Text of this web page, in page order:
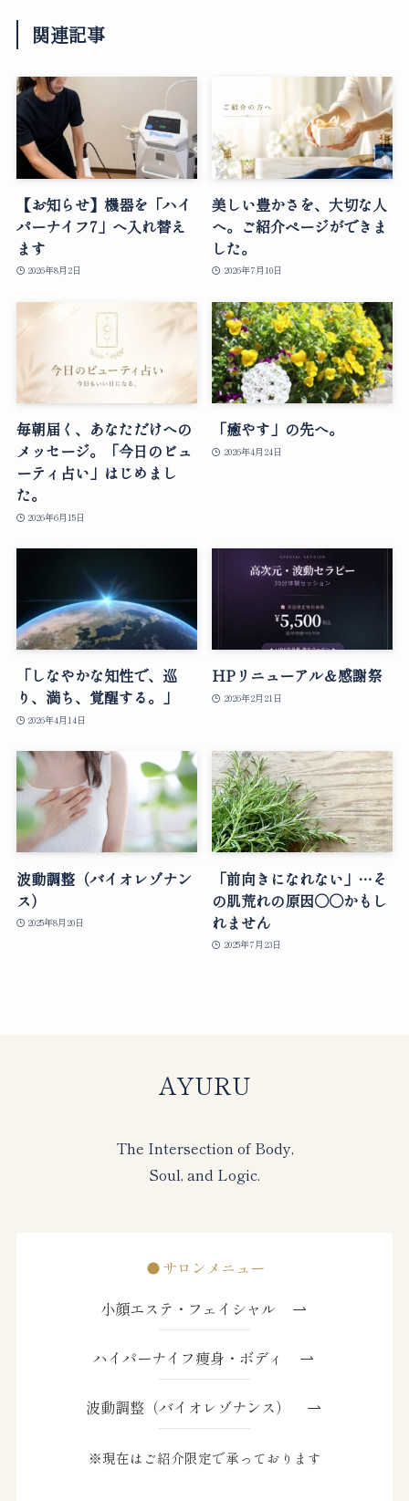
関連記事
【お知らせ】機器を「ハイ
パーナイフ7」へ入れ替え
ます
2026年8月2日
美しい豊かさを、大切な人
へ。ご紹介ページができま
した。
2026年7月10日
毎朝届く、あなただけへの
メッセージ。「今日のビュ
ーティ占い」はじめまし
た。
2026年6月15日
「癒やす」の先へ。
2026年4月24日
「しなやかな知性で、巡
り、満ち、覚醒する。」
2026年4月14日
HPリニューアル＆感謝祭
2026年2月21日
波動調整（バイオレゾナン
ス）
2025年8月20日
「前向きになれない」…そ
の肌荒れの原因○○かもし
れません
2025年7月23日
AYURU
The Intersection of Body,
Soul, and Logic.
サロンメニュー
小顔エステ・フェイシャル
ハイパーナイフ痩身・ボディ
波動調整（バイオレゾナンス）
※現在はご紹介限定で承っております